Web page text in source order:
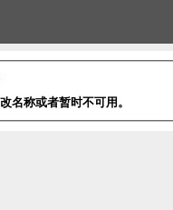
名称或者暂时不可用。